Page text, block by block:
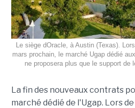
Le siège dOracle, à Austin (Texas).
mars prochain, le marché Ugap dédié
ne proposera plus que le support de
La fin des nouveaux contrats
marché dédié de l'Ugap. Lors